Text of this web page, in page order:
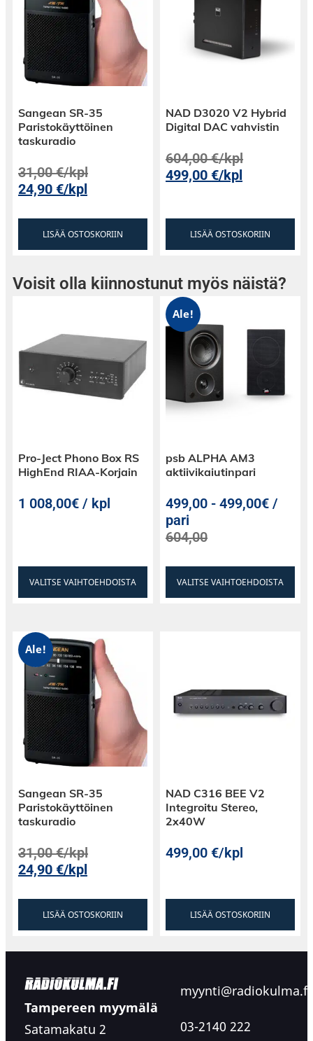
Sangean SR-35
Paristokäyttöinen
taskuradio
31,00€/kpl
24,90€/kpl
LISÄÄ OSTOSKORIIN
NAD D3020 V2 Hybrid
Digital DAC vahvistin
604,00€/kpl
499,00€/kpl
LISÄÄ OSTOSKORIIN
Voisit olla kiinnostunut myös näistä?
Pro-Ject Phono Box RS
HighEnd RIAA-Korjain
1 008,00€ / kpl
VALITSE VAIHTOEHDOISTA
Ale!
psb ALPHA AM3
aktiivikaiutinpari
499,00 -499,00€ /
pari
604,00
VALITSE VAIHTOEHDOISTA
Ale!
Sangean SR-35
Paristokäyttöinen
taskuradio
31,00€/kpl
24,90€/kpl
LISÄÄ OSTOSKORIIN
NAD C316 BEE V2
Integroitu Stereo,
2x40W
499,00€/kpl
LISÄÄ OSTOSKORIIN
Tampereen myymälä
Satamakatu 2
myynti@radiokulma.fi
03-2140 222